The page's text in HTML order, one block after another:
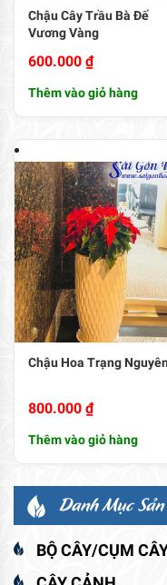
Chậu Cây Trầu Bà Đế
Vương Vàng
600.000 ₫
Thêm vào giỏ hàng
Chậu Hoa Trạng Nguyên
800.000 ₫
Thêm vào giỏ hàng
Danh Mục
BỘ CÂY/CỤM